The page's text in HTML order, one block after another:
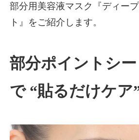
部分用美容液マスク『ディー
ト』をご紹介します。
部分ポイントシ
で “貼るだけケア